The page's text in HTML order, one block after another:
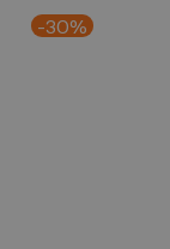
-30%